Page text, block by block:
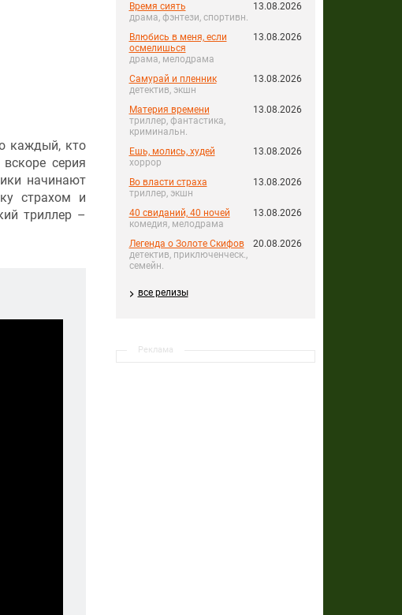
Время сиять
драма, фэнтези, спортивн.
13.08.2026
Влюбись в меня, если
осмелишься
драма, мелодрама
13.08.2026
Самурай и пленник
детектив, экшн
13.08.2026
Материя времени
триллер, фантастика,
криминальн.
13.08.2026
Ешь, молись, худей
хоррор
13.08.2026
Во власти страха
триллер, экшн
13.08.2026
40 свиданий, 40 ночей
комедия, мелодрама
13.08.2026
Легенда о Золоте Скифов
детектив, приключенческ.,
семейн.
20.08.2026
все релизы
Реклама
каждый, кто
серия
начинают
страхом и
триллер –